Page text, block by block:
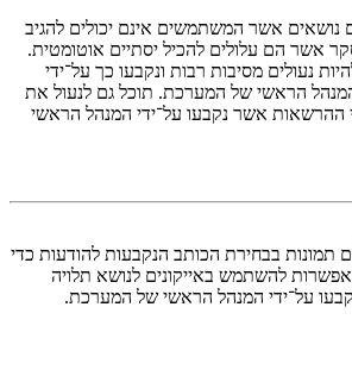
נושאים אשר המשתמשים אינם יכולים להגיב
אשר הם עלולים להכיל יסתיים אוטומטית.
נעולים מסיבות רבות ונקבעו כך על־ידי
הראשי של המערכת. תוכל גם לנעול את
ההרשאות אשר נקבעו על־ידי המנהל הראשי
תמונות בבחירת הכותב הנקבעות להודעות כדי
להשתמש באייקונים לנושא תלויה
על־ידי המנהל הראשי של המערכת.